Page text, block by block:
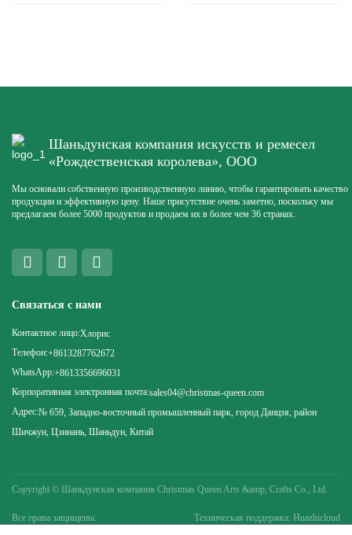
Шаньдунская компания искусств и ремесел
«Рождественская королева», ООО
Мы основали собственную производственную линию, чтобы гарантировать качество
продукции и эффективную цену. Наше присутствие очень заметно, поскольку мы
предлагаем более 5000 продуктов и продаем их в более чем 36 странах.
Связаться с нами
Контактное лицо:Хлорис
Телефон:+8613287762672
WhatsApp:+8613356696031
Корпоративная электронная почта:sales04@christmas-queen.com
Адрес:№ 659, Западно-восточный промышленный парк, город Данцзя, район
Шичжун, Цзинань, Шаньдун, Китай
Copyright © Шаньдунская компания Christmas Queen Arts &amp; Crafts Co., Ltd.
Все права защищены. Техническая поддержка: Huazhicloud